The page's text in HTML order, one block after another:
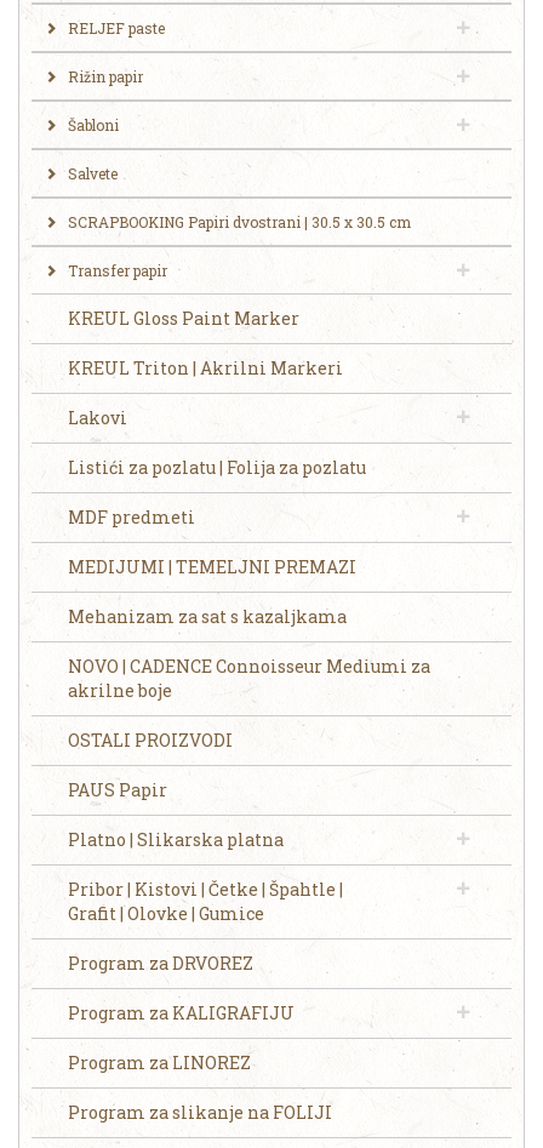
RELJEF paste
Rižin papir
Šabloni
Salvete
SCRAPBOOKING Papiri dvostrani | 30.5 x 30.5 cm
Transfer papir
KREUL Gloss Paint Marker
KREUL Triton | Akrilni Markeri
Lakovi
Listići za pozlatu | Folija za pozlatu
MDF predmeti
MEDIJUMI | TEMELJNI PREMAZI
Mehanizam za sat s kazaljkama
NOVO | CADENCE Connoisseur Mediumi za
akrilne boje
OSTALI PROIZVODI
PAUS Papir
Platno | Slikarska platna
Pribor | Kistovi | Četke | Špahtle |
Grafit | Olovke | Gumice
Program za DRVOREZ
Program za KALIGRAFIJU
Program za LINOREZ
Program za slikanje na FOLIJI